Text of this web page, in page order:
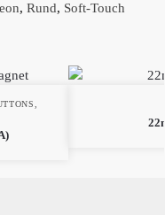
, Rund, Soft-Touch